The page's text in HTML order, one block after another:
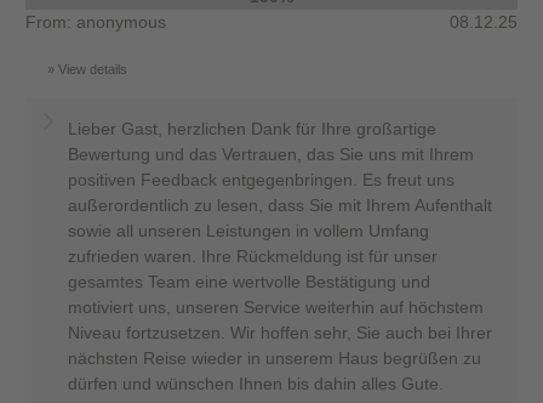
From: anonymous
08.12.25
View details
Lieber Gast, herzlichen Dank für Ihre großartige
Bewertung und das Vertrauen, das Sie uns mit Ihrem
positiven Feedback entgegenbringen. Es freut uns
außerordentlich zu lesen, dass Sie mit Ihrem Aufenthalt
sowie all unseren Leistungen in vollem Umfang
zufrieden waren. Ihre Rückmeldung ist für unser
gesamtes Team eine wertvolle Bestätigung und
motiviert uns, unseren Service weiterhin auf höchstem
Niveau fortzusetzen. Wir hoffen sehr, Sie auch bei Ihrer
nächsten Reise wieder in unserem Haus begrüßen zu
dürfen und wünschen Ihnen bis dahin alles Gute.